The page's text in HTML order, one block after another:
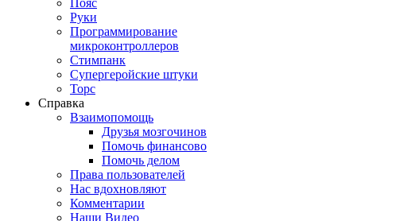
Пояс
Руки
Программирование
микроконтроллеров
Стимпанк
Супергеройские штуки
Торс
Справка
Взаимопомощь
Друзья мозгочинов
Помочь финансово
Помочь делом
Права пользователей
Нас вдохновляют
Комментарии
Наши Видео